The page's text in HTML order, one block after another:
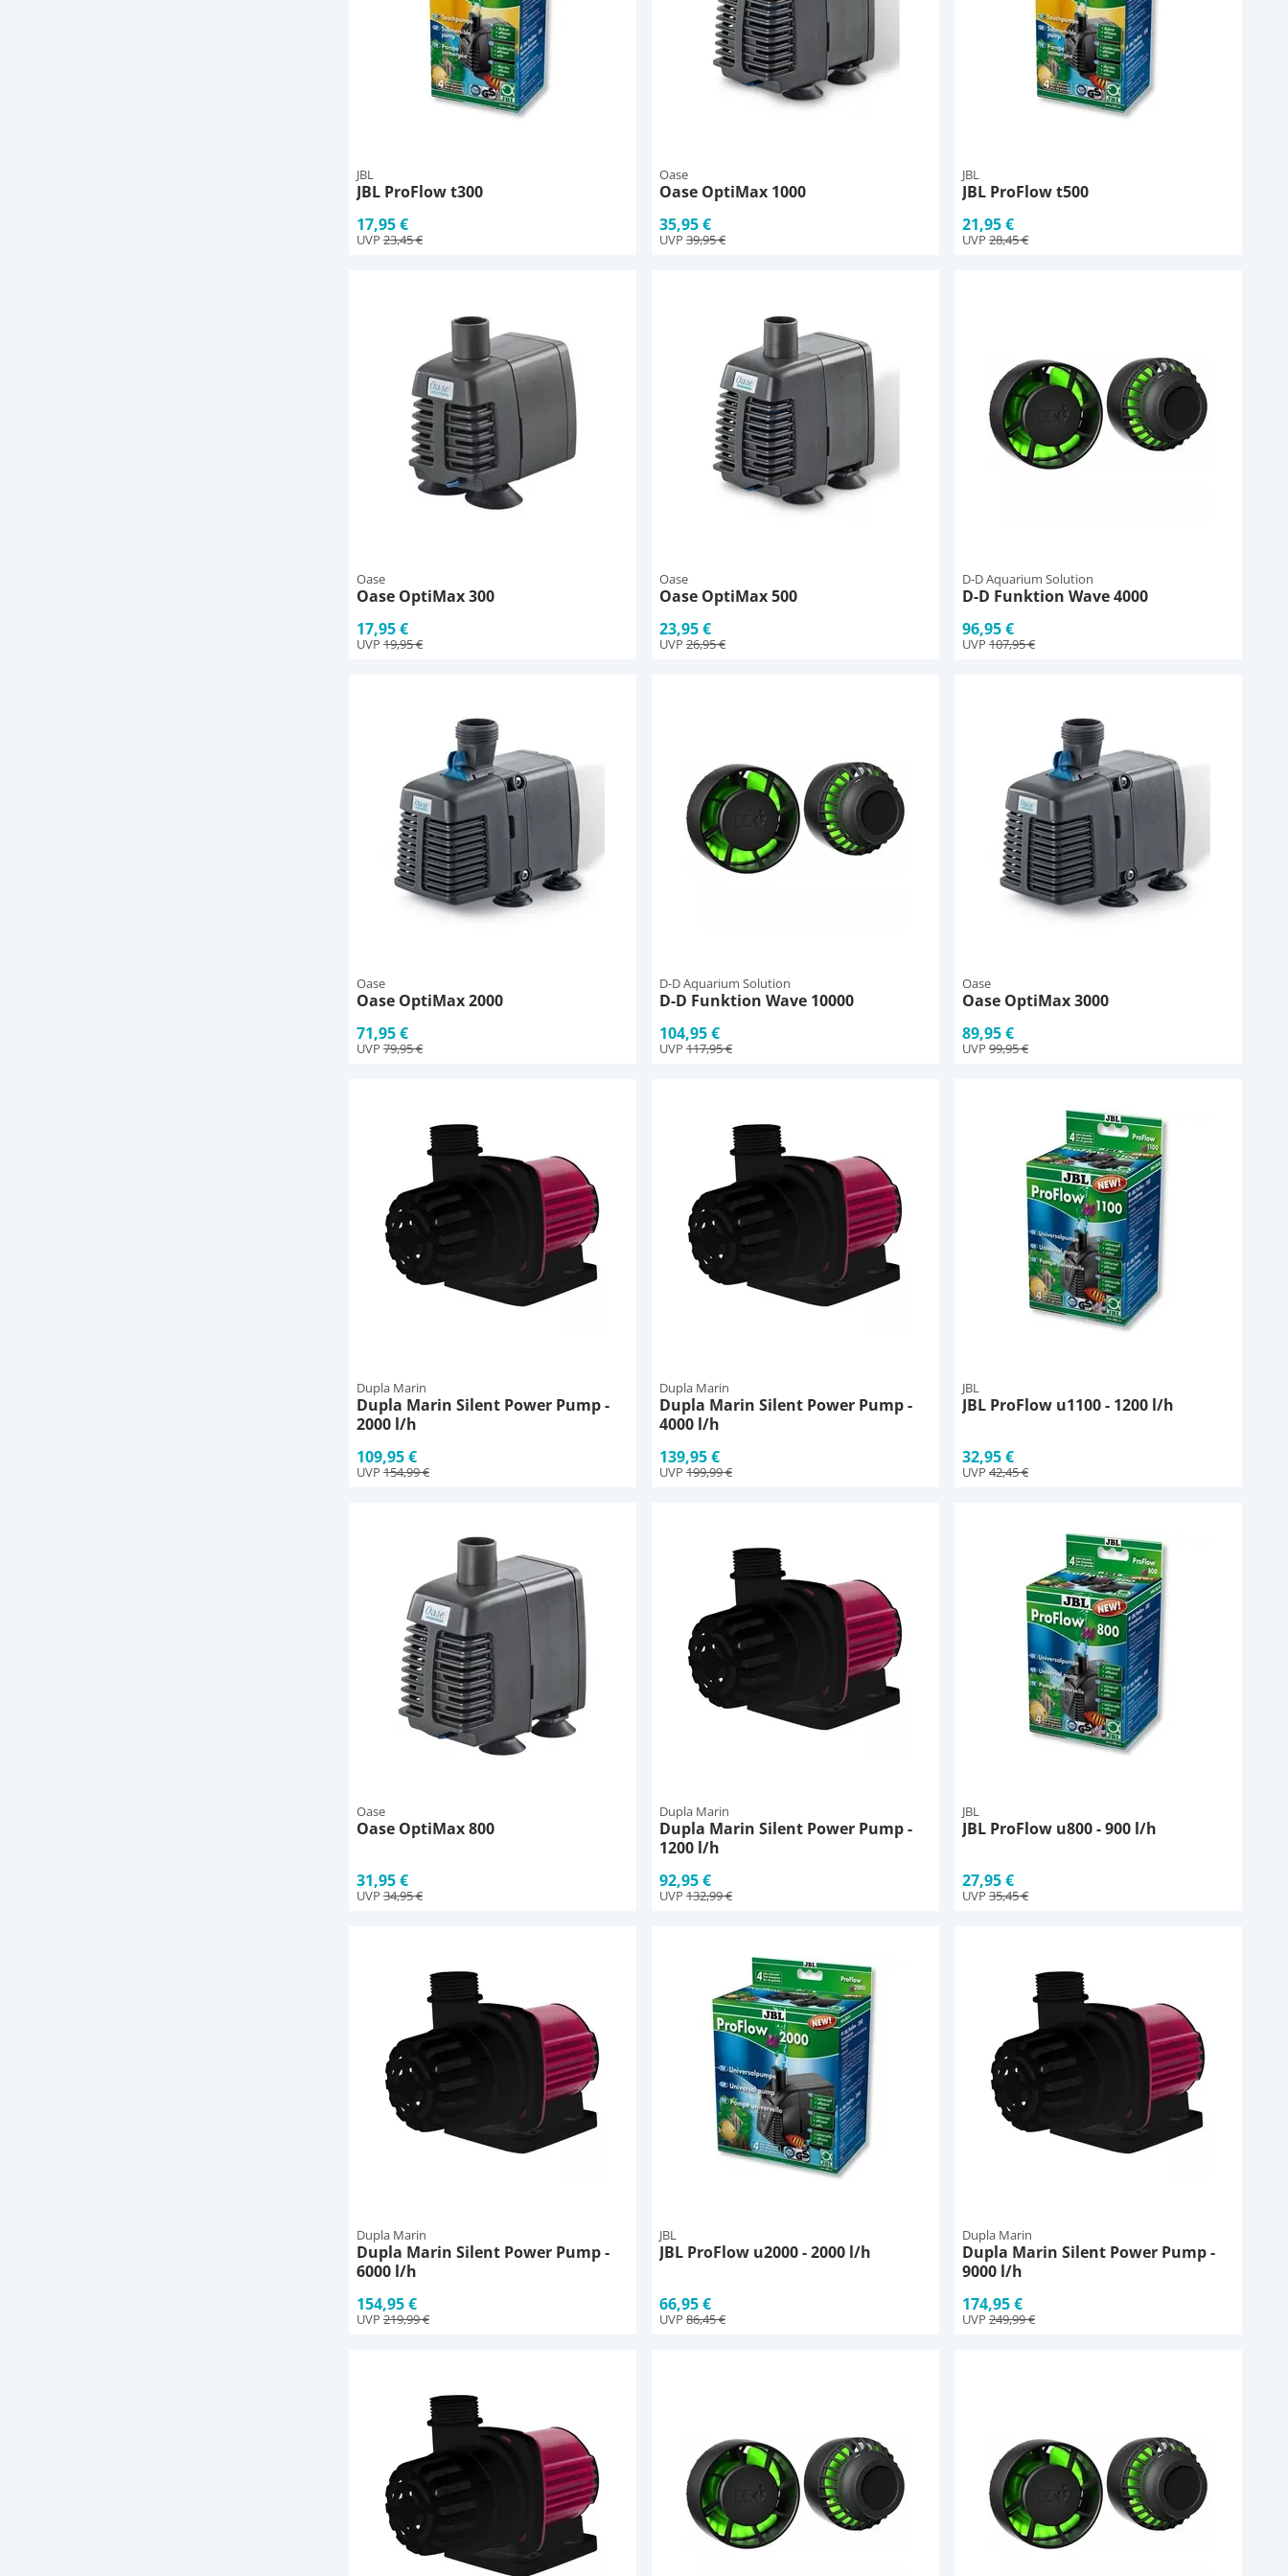
JBL
JBL ProFlow t300
17,95 €
UVP 23,45 €
Oase
Oase OptiMax 1000
35,95 €
UVP 39,95 €
JBL
JBL ProFlow t500
21,95 €
UVP 28,45 €
Oase
Oase OptiMax 300
17,95 €
UVP 19,95 €
Oase
Oase OptiMax 500
23,95 €
UVP 26,95 €
D-D Aquarium Solution
D-D Funktion Wave 4000
96,95 €
UVP 107,95 €
Oase
Oase OptiMax 2000
71,95 €
UVP 79,95 €
D-D Aquarium Solution
D-D Funktion Wave 10000
104,95 €
UVP 117,95 €
Oase
Oase OptiMax 3000
89,95 €
UVP 99,95 €
Dupla Marin
Dupla Marin Silent Power Pump -
2000 l/h
109,95 €
UVP 154,99 €
Dupla Marin
Dupla Marin Silent Power Pump -
4000 l/h
139,95 €
UVP 199,99 €
JBL
JBL ProFlow u1100 - 1200 l/h
32,95 €
UVP 42,45 €
Oase
Oase OptiMax 800
31,95 €
UVP 34,95 €
Dupla Marin
Dupla Marin Silent Power Pump -
1200 l/h
92,95 €
UVP 132,99 €
JBL
JBL ProFlow u800 - 900 l/h
27,95 €
UVP 35,45 €
Dupla Marin
Dupla Marin Silent Power Pump -
6000 l/h
154,95 €
UVP 219,99 €
JBL
JBL ProFlow u2000 - 2000 l/h
66,95 €
UVP 86,45 €
Dupla Marin
Dupla Marin Silent Power Pump -
9000 l/h
174,95 €
UVP 249,99 €